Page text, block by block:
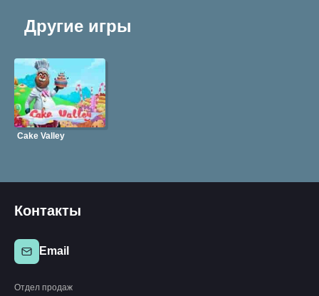
Другие игры
Cake Valley
Контакты
Email
Отдел продаж